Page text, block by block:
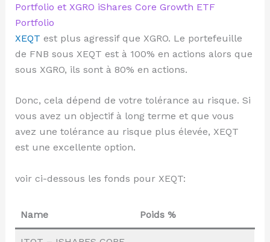
Portfolio et XGRO iShares Core Growth ETF
Portfolio
XEQT est plus agressif que XGRO. Le portefeuille
de FNB sous XEQT est à 100% en actions alors que
sous XGRO, ils sont à 80% en actions.
Donc, cela dépend de votre tolérance au risque. Si
vous avez un objectif à long terme et que vous
avez une tolérance au risque plus élevée, XEQT
est une excellente option.
voir ci-dessous les fonds pour XEQT:
Name Poids %